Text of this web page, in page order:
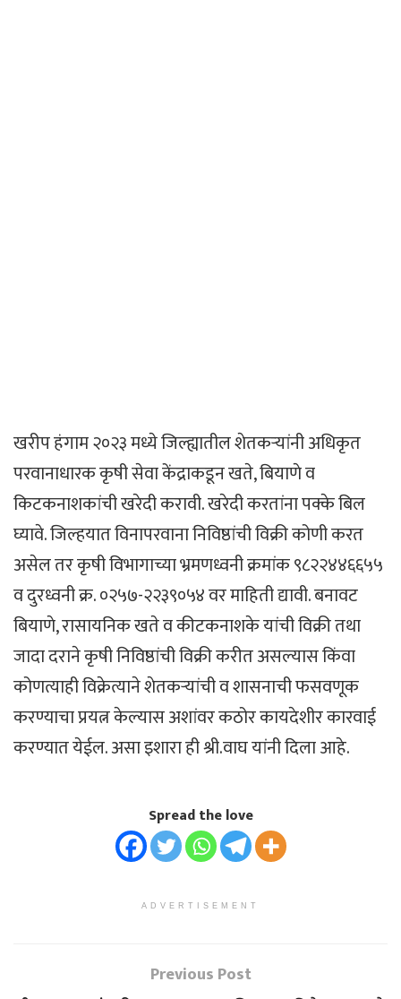
खरीप हंगाम २०२३ मध्ये जिल्ह्यातील शेतकऱ्यांनी अधिकृत
परवानाधारक कृषी सेवा केंद्राकडून खते, बियाणे व
किटकनाशकांची खरेदी करावी. खरेदी करतांना पक्के बिल
घ्यावे. जिल्हयात विनापरवाना निविष्ठांची विक्री कोणी करत
असेल तर कृषी विभागाच्या भ्रमणध्वनी क्रमांक ९८२२४४६६५५
व दुरध्वनी क्र. ०२५७-२२३९०५४ वर माहिती द्यावी. बनावट
बियाणे, रासायनिक खते व कीटकनाशके यांची विक्री तथा
जादा दराने कृषी निविष्ठांची विक्री करीत असल्यास किंवा
कोणत्याही विक्रेत्याने शेतकऱ्यांची व शासनाची फसवणूक
करण्याचा प्रयत्न केल्यास अशांवर कठोर कायदेशीर कारवाई
करण्यात येईल. असा इशारा ही श्री.वाघ यांनी दिला आहे.
Spread the love
ADVERTISEMENT
Previous Post